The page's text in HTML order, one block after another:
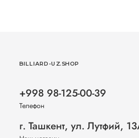
BILLIARD-UZ.SHOP
+998 98-125-00-39
Телефон
г. Ташкент, ул. Лутфий,